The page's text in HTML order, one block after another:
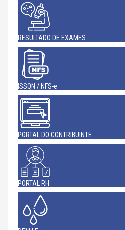
RESULTADO DE EXAMES
ISSQN / NFS-e
PORTAL DO CONTRIBUINTE
PORTAL RH